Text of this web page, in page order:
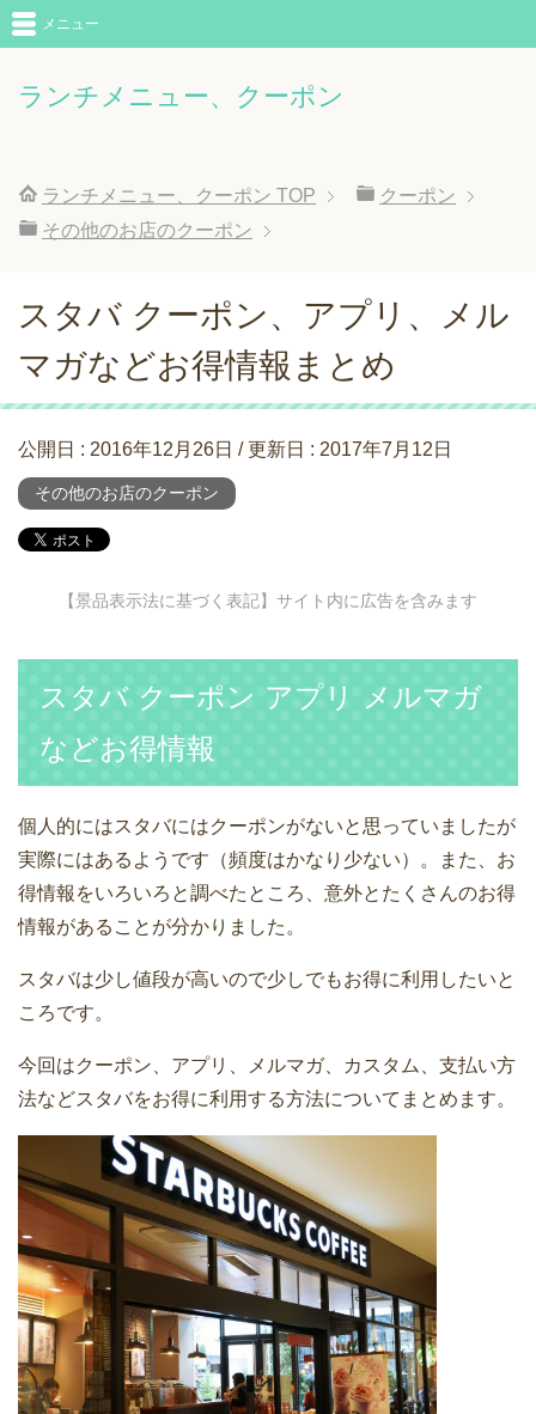
ランチメニュー、クーポン
メニュー
ランチメニュー、クーポン TOP
クーポン
その他のお店のクーポン
スタバ クーポン、アプリ、メル
マガなどお得情報まとめ
公開日 : 2016年12月26日 / 更新日 : 2017年7月12日
その他のお店のクーポン
【景品表示法に基づく表記】サイト内に広告を含みます
スタバ クーポン アプリ メルマガ
などお得情報
個人的にはスタバにはクーポンがないと思っていましたが
実際にはあるようです（頻度はかなり少ない）。また、お
得情報をいろいろと調べたところ、意外とたくさんのお得
情報があることが分かりました。
スタバは少し値段が高いので少しでもお得に利用したいと
ころです。
今回はクーポン、アプリ、メルマガ、カスタム、支払い方
法などスタバをお得に利用する方法についてまとめます。